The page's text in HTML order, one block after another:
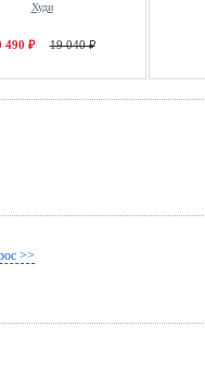
Худи
490 ₽ 19 040 ₽
>>